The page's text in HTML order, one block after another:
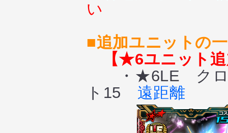
い
■追加ユニットの
【★6ユニット
・★6LE クロス
ト15 遠距離